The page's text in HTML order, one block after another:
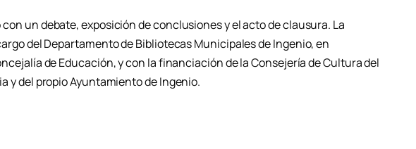
un debate, exposición de conclusiones y el acto de clausura. La
del Departamento de Bibliotecas Municipales de Ingenio, en
de Educación, y con la financiación de la Consejería de Cultura del
y del propio Ayuntamiento de Ingenio.